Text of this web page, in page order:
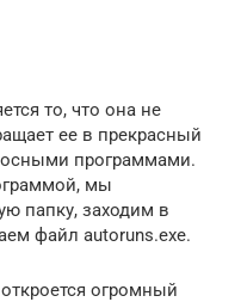
то, что она не
ее в прекрасный
программами.
мы
папку, заходим в
файл autoruns.exe.
огромный